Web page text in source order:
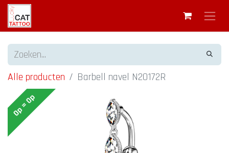
Alle producten Barbell navel N20172R
Op = Op